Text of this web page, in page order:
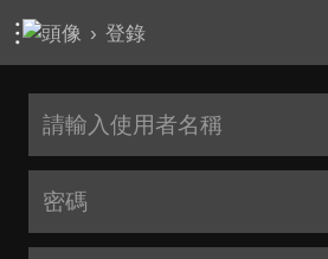
› 登錄